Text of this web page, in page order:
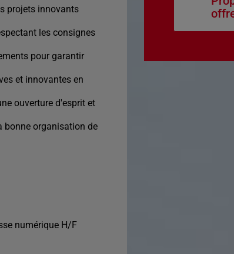
projets innovants
les consignes
pour garantir
et innovantes en
ouverture d'esprit et
bonne organisation de
numérique H/F